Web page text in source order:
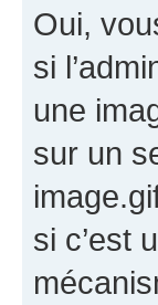
Oui,
si
une
sur un
si c’est